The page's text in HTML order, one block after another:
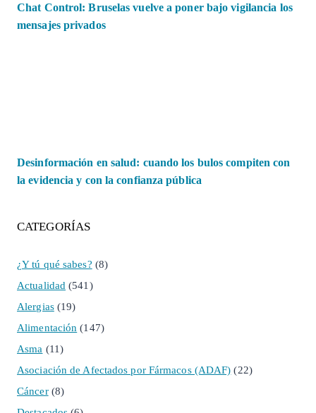
Chat Control: Bruselas vuelve a poner bajo vigilancia los
mensajes privados
Desinformación en salud: cuando los bulos compiten con
la evidencia y con la confianza pública
CATEGORÍAS
¿Y tú qué sabes? (8)
Actualidad (541)
Alergias(19)
Alimentación (147)
Asma (11)
Asociación de Afectados por Fármacos (ADAF) (22)
Cáncer(8)